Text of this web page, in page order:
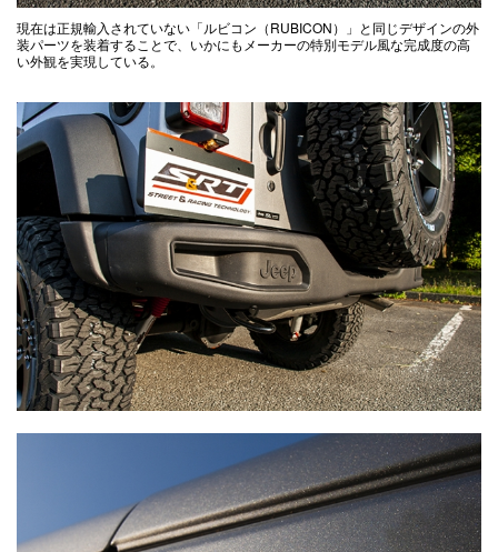
現在は正規輸入されていない「ルビコン（RUBICON）」と同じデザインの外
装パーツを装着することで、いかにもメーカーの特別モデル風な完成度の高
い外観を実現している。